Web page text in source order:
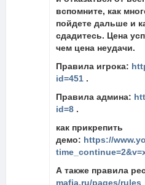
вспомните, как
пойдете дальше и
сдадитесь. Цена
чем цена неудачи.
Правила игрока:
id=451 .
Правила админа:
id=8 .
как прикрепить
демо: https://
А также правила
mafia.ru/pages/rules